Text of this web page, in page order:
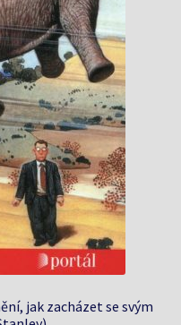
jak zacházet se svým